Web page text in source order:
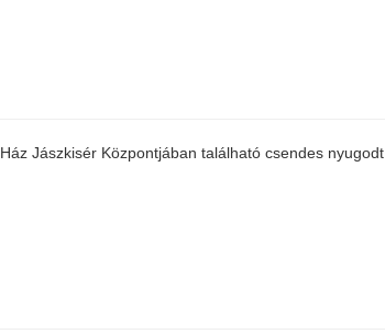
Jászkisér Központjában található csendes nyugodt